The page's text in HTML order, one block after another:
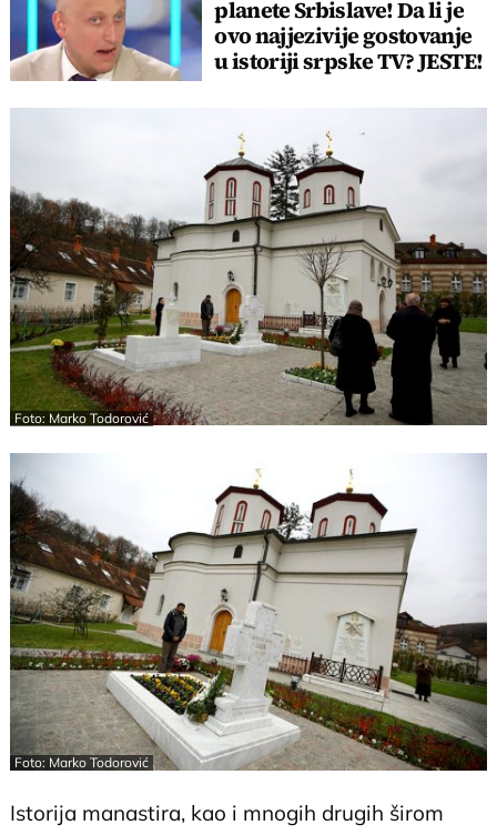
planete Srbislave! Da li je
ovo najjezivije gostovanje
u istoriji srpske TV? JESTE!
Foto: Marko Todorović
Foto: Marko Todorović
Istorija manastira, kao i mnogih drugih širom